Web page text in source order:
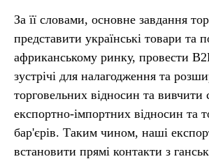
За її словами, основне завдання
представити українські товари та
африканському ринку, провести
зустрічі для налагодження та
торговельних відносин та вивчити
експортно-імпортних відносин та
бар'єрів. Таким чином, наші
встановити прямі контакти з